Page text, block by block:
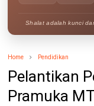
Shalat adalah kunci
Home Pendidikan
Pelantikan
Pramuka